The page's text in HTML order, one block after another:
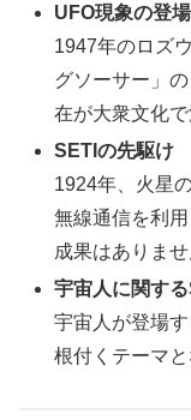
UFO現象の登場
1947年のロズ
グソーサー」
在が大衆文化で
SETIの先駆け
1924年、火星
無線通信を利
成果はありませ
宇宙人に関す
宇宙人が登場
根付くテーマと